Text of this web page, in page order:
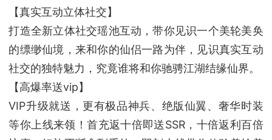
【真实互动立体社交】
打造全新立体社交瑶池互动，带你见识一个美轮美奂
的缥缈仙境，来和你的仙侣一路为伴，见识真实互动
社交的独特魅力，究竟谁将和你驰骋江湖结缘仙界。
【高爆率送vip】
VIP升级就送，更有极品神兵、绝版仙翼、奢华时装
等你上线来领！首充返十倍即送SSR，十倍返利百倍